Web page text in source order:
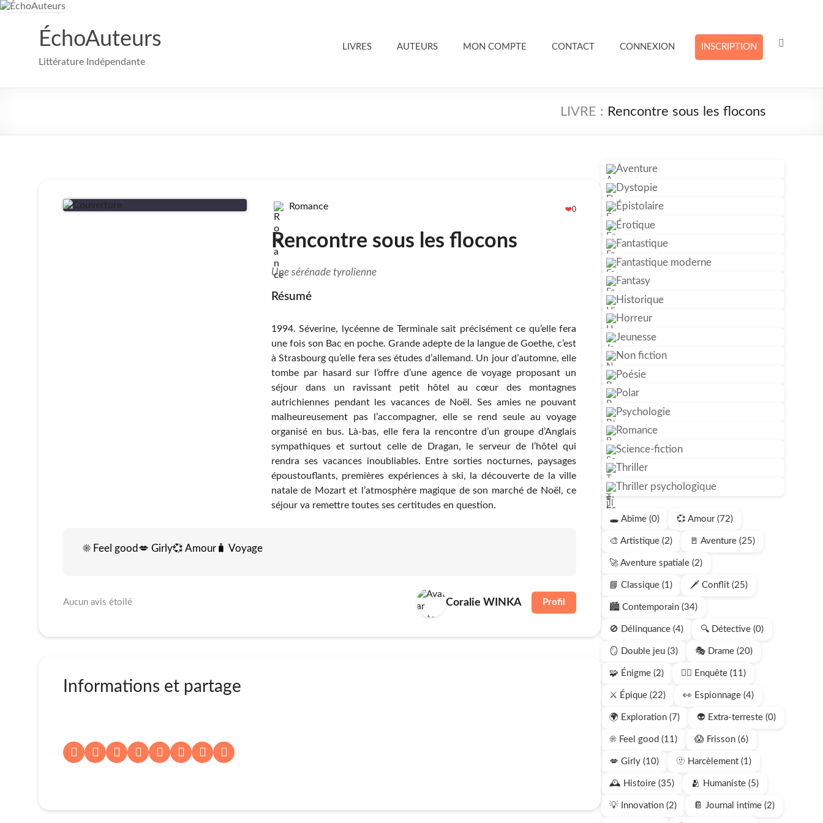
Aller
ÉchoAuteurs
Littérature Indépendante
LIVRES AUTEURS MON COMPTE CONTACT CONNEXION INSCRIPTION
Rencontre sous les flocons
Romance ❤️0
Rencontre sous les flocons
Une sérénade tyrolienne
Résumé
1994. Séverine, lycéenne de Terminale sait précisément ce qu’elle fera
une fois son Bac en poche. Grande adepte de la langue de Goethe, c’est
à Strasbourg qu’elle fera ses études d’allemand. Un jour d’automne, elle
tombe par hasard sur l’offre d’une agence de voyage proposant un
séjour dans un ravissant petit hôtel au cœur des montagnes
autrichiennes pendant les vacances de Noël. Ses amies ne pouvant
malheureusement pas l’accompagner, elle se rend seule au voyage
organisé en bus. Là-bas, elle fera la rencontre d’un groupe d’Anglais
sympathiques et surtout celle de Dragan, le serveur de l’hôtel qui
rendra ses vacances inoubliables. Entre sorties nocturnes, paysages
époustouflants, premières expériences à ski, la découverte de la ville
natale de Mozart et l’atmosphère magique de son marché de Noël, ce
séjour va remettre toutes ses certitudes en question.
☀️ Feel good 💋 Girly💞 Amour 🧳 Voyage
Aucun avis étoilé Coralie WINKA Profil
Informations et partage
Aventure
Dystopie
Épistolaire
Érotique
Fantastique
Fantastique moderne
Fantasy
Historique
Horreur
Jeunesse
Non fiction
Poésie
Polar
Psychologie
Romance
Science-fiction
Thriller
Thriller psychologique
🕳️ Abîme (0) 💞 Amour (72)
🎨 Artistique (2) 🚪 Aventure (25)
🚀 Aventure spatiale (2)
📘 Classique (1) 🗡️ Conflit (25)
🏙️ Contemporain (34)
🚫 Délinquance (4) 🔍 Détective (0)
🪞 Double jeu (3) 🎭 Drame (20)
🧩 Énigme (2) 🕵🏻 Enquête (11)
⚔️ Épique (22) 👀 Espionnage (4)
🌍 Exploration (7) 👽 Extra-terreste (0)
☀️ Feel good (11) 😱 Frisson (6)
💋 Girly (10) 🫥 Harcèlement (1)
🕰️ Histoire (35) 🫂 Humaniste (5)
💡 Innovation (2) 📔 Journal intime (2)